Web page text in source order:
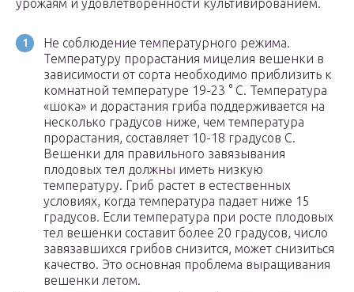
урожаям и удовлетворенности культивированием.
Не соблюдение температурного режима.
Температуру прорастания мицелия вешенки в
зависимости от сорта необходимо приблизить к
комнатной температуре 19-23 ° С. Температура
«шока» и дорастания гриба поддерживается на
несколько градусов ниже, чем температура
прорастания, составляет 10-18 градусов C.
Вешенки для правильного завязывания
плодовых тел должны иметь низкую
температуру. Гриб растет в естественных
условиях, когда температура падает ниже 15
градусов. Если температура при росте плодовых
тел вешенки составит более 20 градусов, число
завязавшихся грибов снизится, может снизиться
качество. Это основная проблема выращивания
вешенки летом.